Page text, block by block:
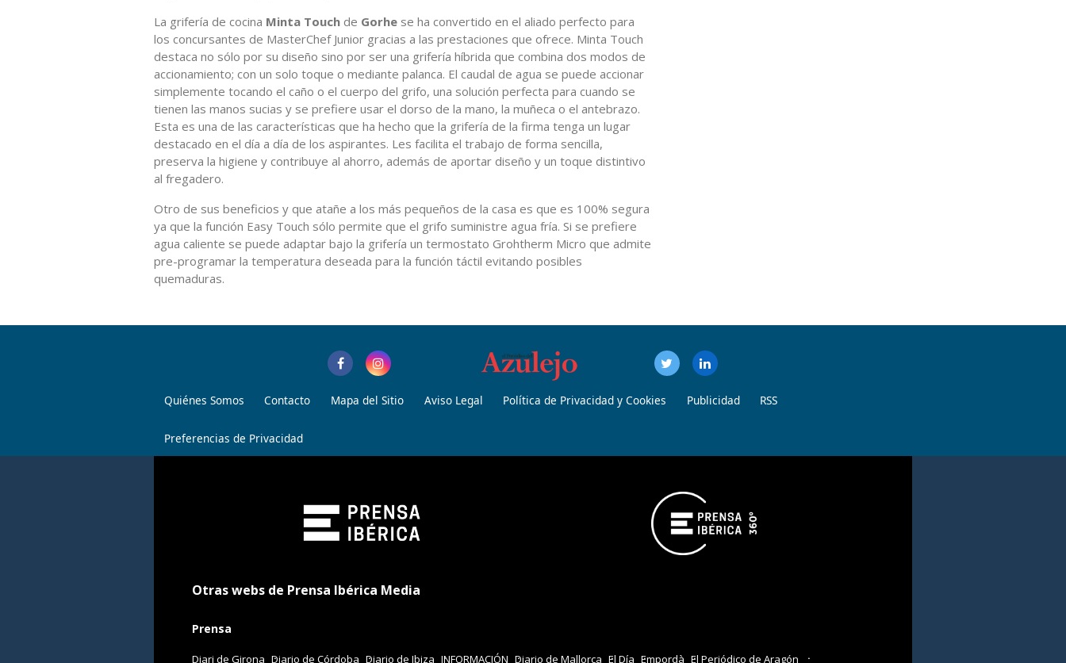
La grifería de cocina Minta Touch de Gorhe se ha convertido en el aliado perfecto para
los concursantes de MasterChef Junior gracias a las prestaciones que ofrece. Minta Touch
destaca no sólo por su diseño sino por ser una grifería híbrida que combina dos modos de
accionamiento; con un solo toque o mediante palanca. El caudal de agua se puede accionar
simplemente tocando el caño o el cuerpo del grifo, una solución perfecta para cuando se
tienen las manos sucias y se prefiere usar el dorso de la mano, la muñeca o el antebrazo.
Esta es una de las características que ha hecho que la grifería de la firma tenga un lugar
destacado en el día a día de los aspirantes. Les facilita el trabajo de forma sencilla,
preserva la higiene y contribuye al ahorro, además de aportar diseño y un toque distintivo
al fregadero.
Otro de sus beneficios y que atañe a los más pequeños de la casa es que es 100% segura
ya que la función Easy Touch sólo permite que el grifo suministre agua fría. Si se prefiere
agua caliente se puede adaptar bajo la grifería un termostato Grohtherm Micro que admite
pre-programar la temperatura deseada para la función táctil evitando posibles
quemaduras.
Quiénes Somos Contacto Mapa del Sitio Aviso Legal Política de Privacidad y Cookies Publicidad RSS
Preferencias de Privacidad
Otras webs de Prensa Ibérica Media
Prensa
Diari de Girona Diario de Córdoba Diario de Ibiza INFORMACIÓN Diario de Mallorca El Día Empordà El Periódico de Aragón